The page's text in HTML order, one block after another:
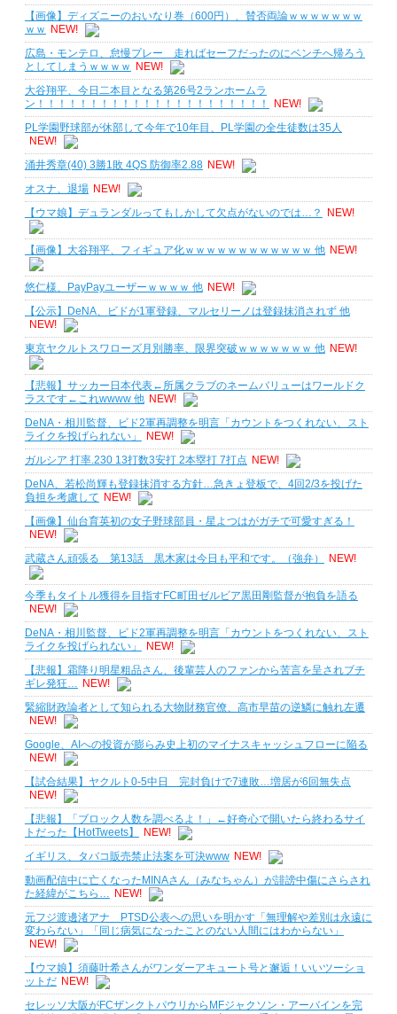
【画像】ディズニーのおいなり巻（600円）、賛否両論ｗｗｗｗｗｗｗ
ｗｗ
NEW!
広島・モンテロ、怠慢プレー 走ればセーフだったのにベンチへ帰ろう
としてしまうｗｗｗｗ
NEW!
大谷翔平、今日二本目となる第26号2ランホームラ
ン！！！！！！！！！！！！！！！！！！！！！！
NEW!
PL学園野球部が休部して今年で10年目、PL学園の全生徒数は35人
NEW!
涌井秀章(40) 3勝1敗 4QS 防御率2.88 NEW!
オスナ、退場 NEW!
【ウマ娘】デュランダルってもしかして欠点がないのでは…？
NEW!
【画像】大谷翔平、フィギュア化ｗｗｗｗｗｗｗｗｗｗｗｗ 他 NEW!
悠仁様、PayPayユーザーｗｗｗｗ 他 NEW!
【公示】DeNA、ビドが1軍登録、マルセリーノは登録抹消されず 他
NEW!
東京ヤクルトスワローズ月別勝率、限界突破ｗｗｗｗｗｗｗ 他 NEW!
【悲報】サッカー日本代表←所属クラブのネームバリューはワールドク
ラスです←これwwww 他 NEW!
DeNA・相川監督、ビド2軍再調整を明言「カウントをつくれない、スト
ライクを投げられない」
NEW!
ガルシア 打率.230 13打数3安打 2本塁打 7打点 NEW!
DeNA、若松尚輝も登録抹消する方針…急きょ登板で、4回2/3を投げた
負担を考慮して NEW!
【画像】仙台育英初の女子野球部員・星よつはがガチで可愛すぎる！
NEW!
武蔵さん頑張る 第13話 黒木家は今日も平和です。（強弁）
NEW!
今季もタイトル獲得を目指すFC町田ゼルビア黒田剛監督が抱負を語る
NEW!
DeNA・相川監督、ビド2軍再調整を明言「カウントをつくれない、スト
ライクを投げられない」
NEW!
【悲報】霜降り明星粗品さん、後輩芸人のファンから苦言を呈されブチ
ギレ発狂… NEW!
緊縮財政論者として知られる大物財務官僚、高市早苗の逆鱗に触れ左遷
NEW!
Google、AIへの投資が膨らみ史上初のマイナスキャッシュフローに陥る
NEW!
【試合結果】ヤクルト0-5中日 完封負けで7連敗…増居が6回無失点
NEW!
【悲報】「ブロック人数を調べるよ！」←好奇心で開いたら終わるサイ
トだった【HotTweets】
NEW!
イギリス、タバコ販売禁止法案を可決www NEW!
動画配信中に亡くなったMINAさん（みなちゃん）が誹謗中傷にさらされ
た経緯がこちら… NEW!
元フジ渡邊渚アナ PTSD公表への思いを明かす「無理解や差別は永遠に
変わらない」「同じ病気になったことのない人間にはわからない」
NEW!
【ウマ娘】須藤叶希さんがワンダーアキュート号と邂逅！いいツーショ
ットだ NEW!
セレッソ大阪がFCザンクトパウリからMFジャクソン・アーバインを完